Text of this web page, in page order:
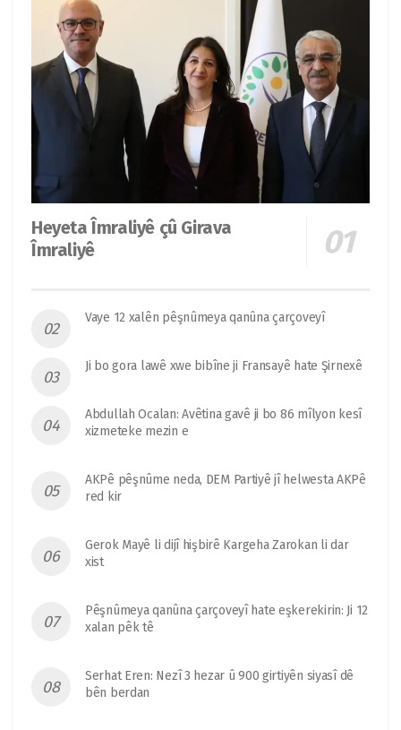
Heyeta Îmraliyê çû Girava
Îmraliyê
Vaye 12 xalên pêşnûmeya qanûna çarçoveyî
Ji bo gora lawê xwe bibîne ji Fransayê hate Şirnexê
Abdullah Ocalan: Avêtina gavê ji bo 86 mîlyon kesî
xizmeteke mezin e
AKPê pêşnûme neda, DEM Partiyê jî helwesta AKPê
red kir
Gerok Mayê li dijî hişbirê Kargeha Zarokan li dar
xist
Pêşnûmeya qanûna çarçoveyî hate eşkerekirin: Ji 12
xalan pêk tê
Serhat Eren: Nezî 3 hezar û 900 girtiyên siyasî dê
bên berdan